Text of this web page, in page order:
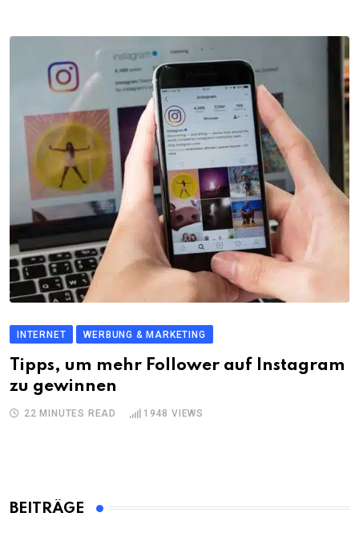
INTERNET WERBUNG & MARKETING
Tipps, um mehr Follower auf Instagram
zu gewinnen
22 MINUTES READ 1948 VIEWS
BEITRÄGE